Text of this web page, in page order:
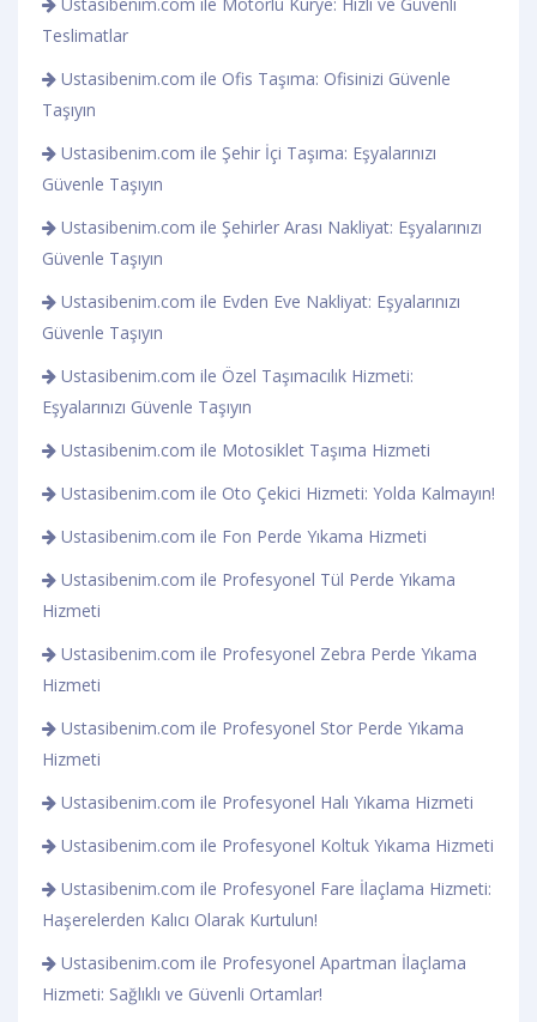
Teslimatlar
Ustasibenim.com ile Ofis Taşıma: Ofisinizi Güvenle
Taşıyın
Ustasibenim.com ile Şehir İçi Taşıma: Eşyalarınızı
Güvenle Taşıyın
Ustasibenim.com ile Şehirler Arası Nakliyat: Eşyalarınızı
Güvenle Taşıyın
Ustasibenim.com ile Evden Eve Nakliyat: Eşyalarınızı
Güvenle Taşıyın
Ustasibenim.com ile Özel Taşımacılık Hizmeti:
Eşyalarınızı Güvenle Taşıyın
Ustasibenim.com ile Motosiklet Taşıma Hizmeti
Ustasibenim.com ile Oto Çekici Hizmeti: Yolda Kalmayın!
Ustasibenim.com ile Fon Perde Yıkama Hizmeti
Ustasibenim.com ile Profesyonel Tül Perde Yıkama
Hizmeti
Ustasibenim.com ile Profesyonel Zebra Perde Yıkama
Hizmeti
Ustasibenim.com ile Profesyonel Stor Perde Yıkama
Hizmeti
Ustasibenim.com ile Profesyonel Halı Yıkama Hizmeti
Ustasibenim.com ile Profesyonel Koltuk Yıkama Hizmeti
Ustasibenim.com ile Profesyonel Fare İlaçlama Hizmeti:
Haşerelerden Kalıcı Olarak Kurtulun!
Ustasibenim.com ile Profesyonel Apartman İlaçlama
Hizmeti: Sağlıklı ve Güvenli Ortamlar!